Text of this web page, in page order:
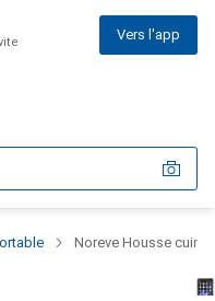
Vers l'app
Noreve Housse cuir